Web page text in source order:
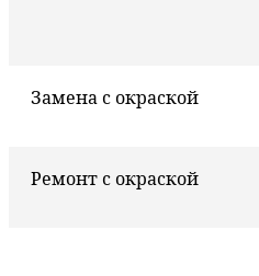
Замена с окраской
Ремонт с окраской